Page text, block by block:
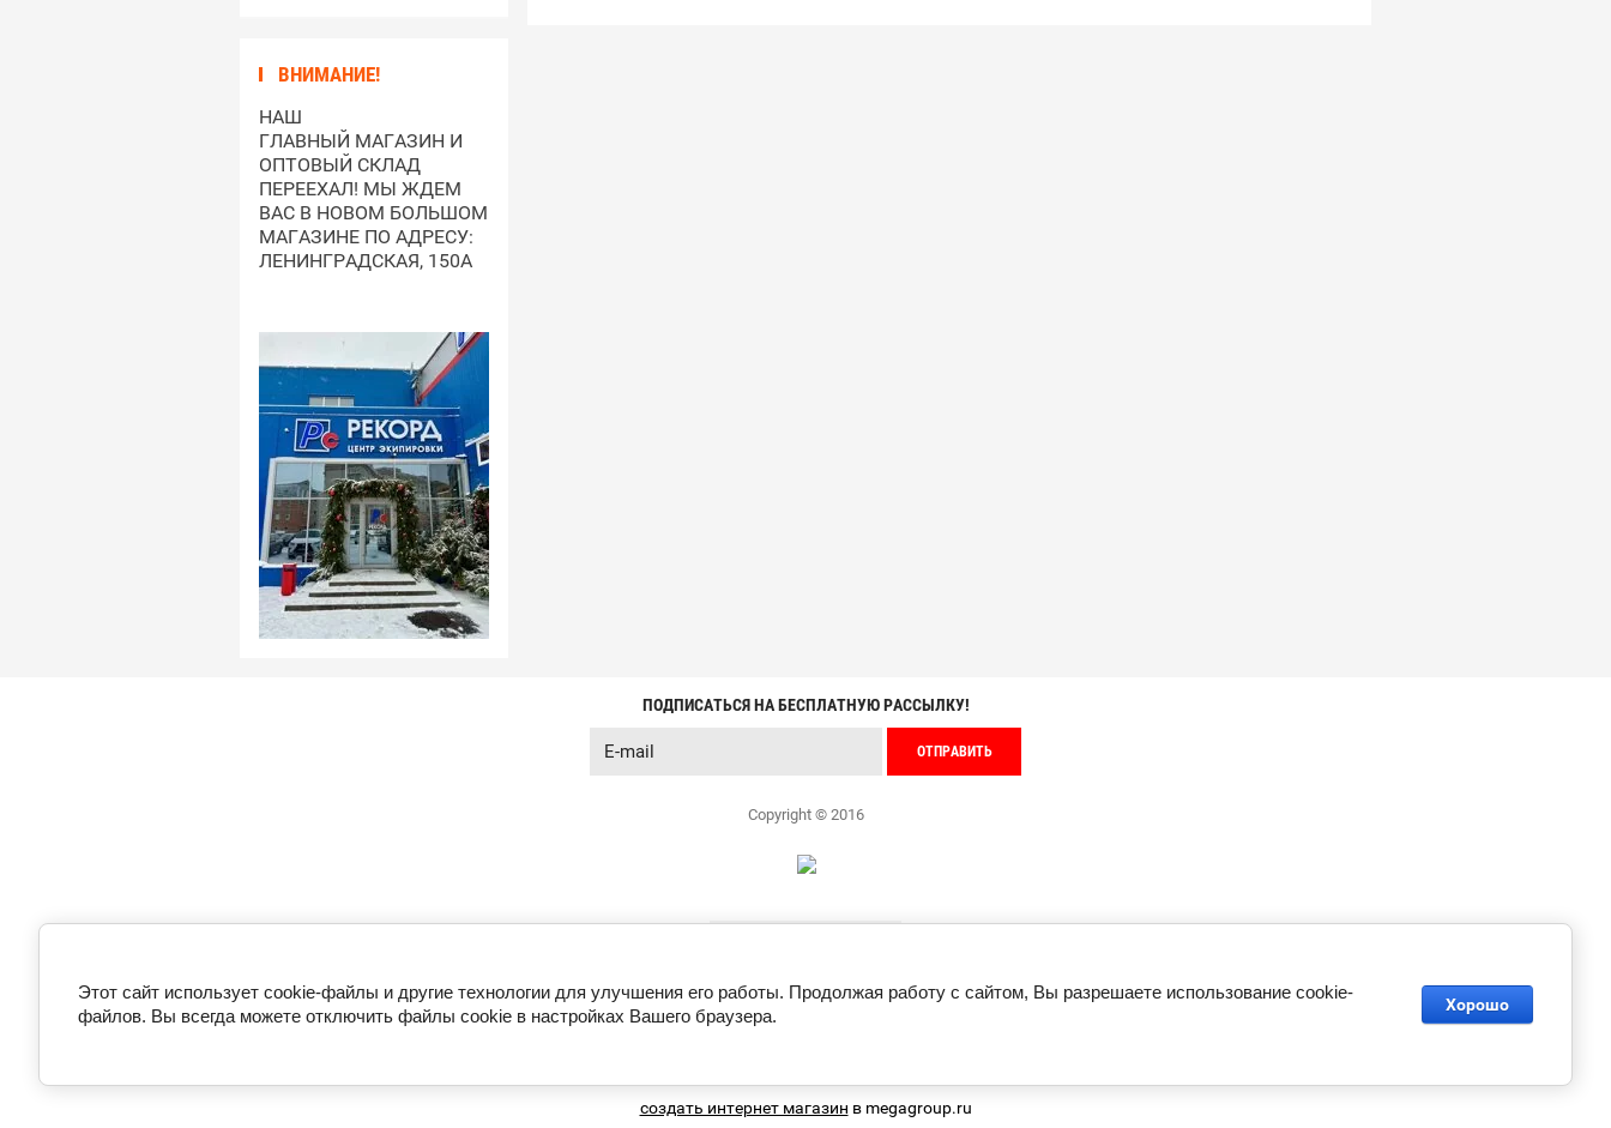
ВНИМАНИЕ!
НАШ
ГЛАВНЫЙ МАГАЗИН И
ОПТОВЫЙ СКЛАД
ПЕРЕЕХАЛ! МЫ ЖДЕМ
ВАС В НОВОМ БОЛЬШОМ
МАГАЗИНЕ ПО АДРЕСУ:
ЛЕНИНГРАДСКАЯ, 150А
ПОДПИСАТЬСЯ НА БЕСПЛАТНУЮ РАССЫЛКУ!
ОТПРАВИТЬ
Copyright © 2016
создать интернет магазин в megagroup.ru
Этот сайт использует cookie-файлы и другие технологии для улучшения его работы. Продолжая работу с сайтом, Вы разрешаете использование cookie-
файлов. Вы всегда можете отключить файлы cookie в настройках Вашего браузера.
Хорошо